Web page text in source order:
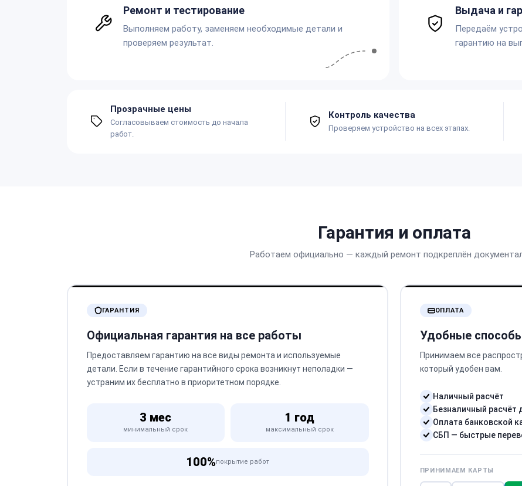
Ремонт и тестирование
Выполняем работу, заменяем необходимые детали и
проверяем результат.
Выдача и
Передаём
гарантию на
Прозрачные цены
Согласовываем стоимость до начала
работ.
Контроль качества
Проверяем устройство на всех этапах.
Гарантия и оплата
Работаем официально — каждый ремонт подкреплён
ГАРАНТИЯ
Официальная гарантия на все работы
Предоставляем гарантию на все виды ремонта и используемые
детали. Если в течение гарантийного срока возникнут неполадки —
устраним их бесплатно в приоритетном порядке.
3 мес
минимальный срок
1 год
максимальный срок
100%покрытие работ
ОПЛАТА
Удобные
Принимаем все
который удобен вам.
Наличный расчёт
Безналичный расчёт
Оплата банковской
СБП — быстрые
ПРИНИМАЕМ КАРТЫ